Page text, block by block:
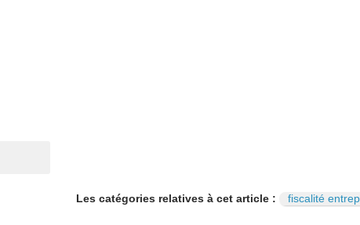
Les catégories relatives à cet article : fiscalité